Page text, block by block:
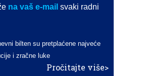
na vaš e-mail svaki radni
bilten su pretplaćene najveće
i zračne luke
Pročitajte više>